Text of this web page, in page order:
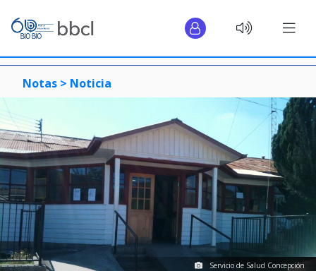
Notas > Noticia
Servicio de Salud Concepción